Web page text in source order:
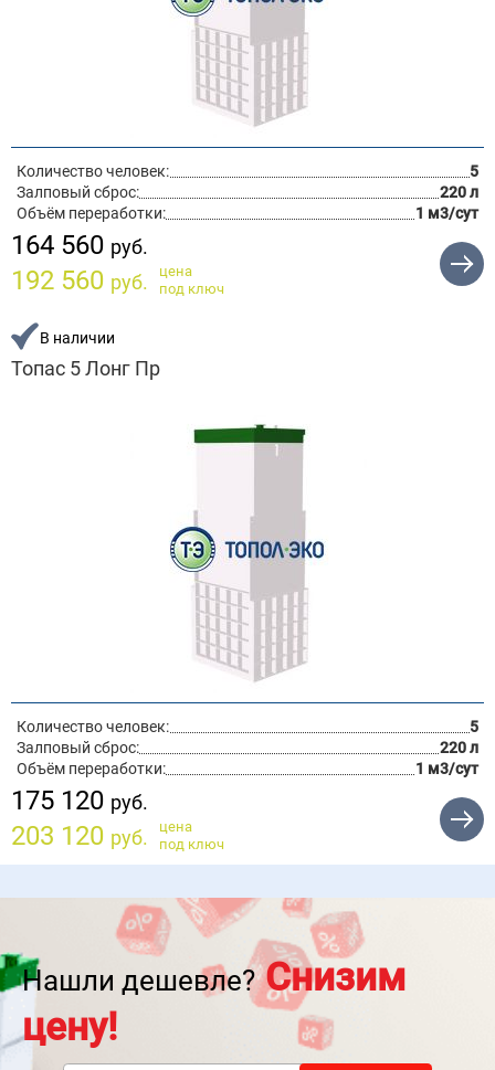
Количество человек:
5
Залповый сброс:
220 л
Объём переработки:
1 м3/сут
164 560 руб.
192 560 руб.
цена
под ключ
В наличии
Топас 5 Лонг Пр
Количество человек:
5
Залповый сброс:
220 л
Объём переработки:
1 м3/сут
175 120 руб.
203 120 руб.
цена
под ключ
Нашли дешевле?Снизим
цену!